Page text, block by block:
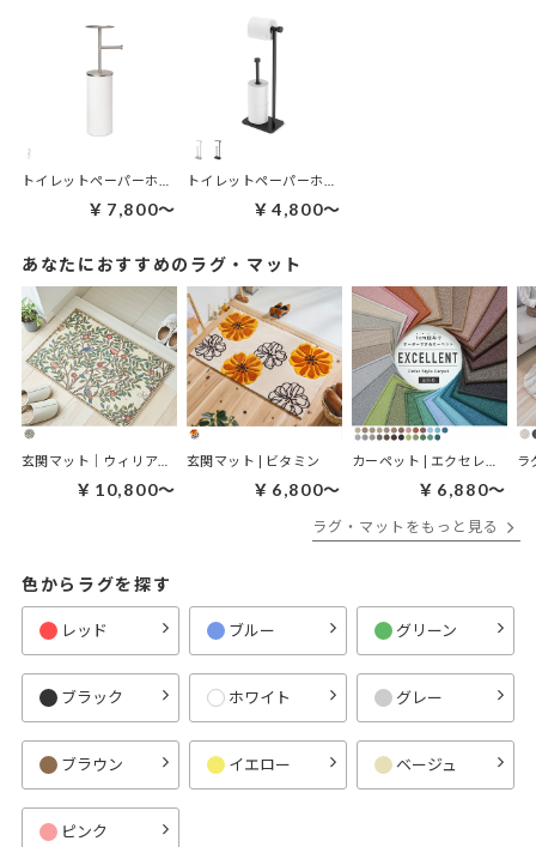
￥7,800～ ￥4,800～
あなたにおすすめのラグ・マット
玄関マット｜ウィリアムモリス ケルムスコットツリー
￥10,800～
玄関マット | ビタミン
￥6,800～ ￥6,880～
ラ
ラグ・マットをもっと見る
色からラグを探す
レッド ブルー グリーン
ブラック ホワイト グレー
ブラウン イエロー ベージュ
ピンク